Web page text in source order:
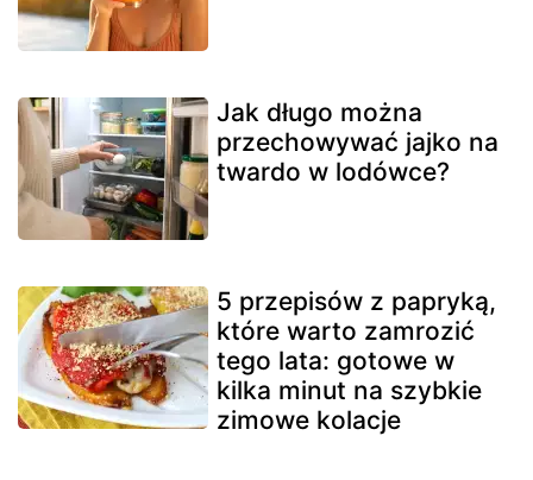
Jak długo można
przechowywać jajko na
twardo w lodówce?
5 przepisów z papryką,
które warto zamrozić
tego lata: gotowe w
kilka minut na szybkie
zimowe kolacje